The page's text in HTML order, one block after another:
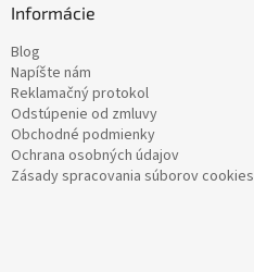
Informácie
Blog
Napíšte nám
Reklamačný protokol
Odstúpenie od zmluvy
Obchodné podmienky
Ochrana osobných údajov
Zásady spracovania súborov cookies